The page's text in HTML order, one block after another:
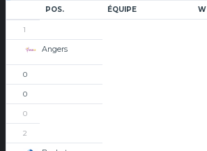
POS. ÉQUIPE W
1
Angers
0
0
0
2